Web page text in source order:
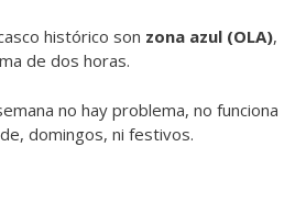
histórico son zona azul (OLA),
de dos horas.
no hay problema, no funciona
domingos, ni festivos.